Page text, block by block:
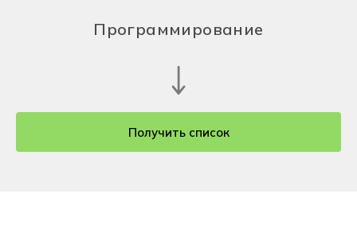
Программирование
Получить список